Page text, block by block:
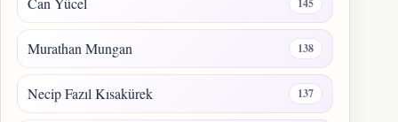
Murathan Mungan 138
Necip Fazıl Kısakürek 137